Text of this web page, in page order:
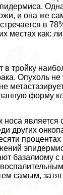
и она же
в
местах как:
в тройку
Опухоль не
форму
носа
других
базалиому с
самым,